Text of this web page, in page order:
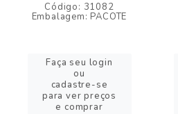
Código: 31082
Embalagem: PACOTE
Faça seu login
ou
cadastre-se
para ver preços
e comprar